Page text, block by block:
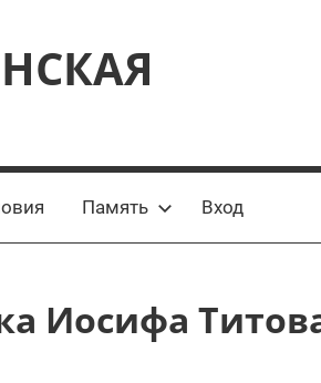
Память Вход
Иосифа